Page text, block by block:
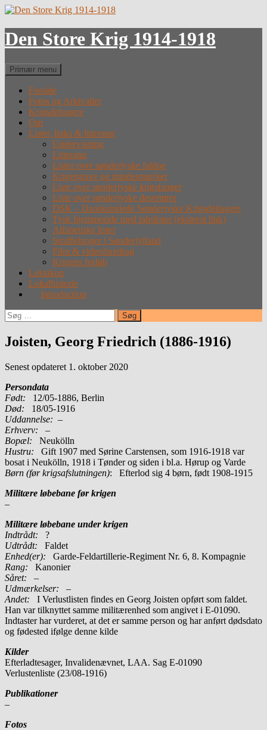
Hop
indhold
Den Store Krig 1914-1918
Søg
Primær menu
Forside
Fotos og Arkivalier
Krigsdeltagere
Om
Lister, links & litteratur
Undervisning
Litteratur
Lister over sønderjyske faldne
Krigergrave og mindesmærker
Liste over sønderjyske krigsfanger
Liste over sønderjyske desertører
DSK – Dansksindede Sønderjyske Krigsdeltagere
Tysk hjemmeside med tabslister (eksternt link)
Alfabetiske lister
Straffefanger i Sønderjylland
Film & videoforedrag
Krigens forløb
Leksikon
Lokalhistorie
Introduction
Søg
efter:
Joisten, Georg Friedrich (1886-1916)
Senest opdateret 1. oktober 2020
Persondata
Født: 12/05-1886, Berlin
Død: 18/05-1916
Uddannelse: –
Erhverv: –
Bopæl: Neukölln
Hustru: Gift 1907 med Sørine Carstensen, som 1916-1918 var
bosat i Neukölln, 1918 i Tønder og siden i bl.a. Hørup og Varde
Børn (før krigsafslutningen): Efterlod sig 4 børn, født 1908-1915
Militære løbebane før krigen
–
Militære løbebane under krigen
Indtrådt: ?
Udtrådt: Faldet
Enhed(er):
Garde-Feldartillerie-Regiment Nr. 6, 8. Kompagnie
Rang:
Kanonier
Såret: –
Udmærkelser: –
Andet: I Verlustlisten findes en Georg Joisten opført som faldet.
Han var tilknyttet samme militærenhed som angivet i E-01090.
Indtaster har vurderet, at det er samme person og har anført dødsdato
og fødested ifølge denne kilde
Kilder
Efterladtesager, Invalidenævnet, LAA. Sag E-01090
Verlustenliste (23/08-1916)
Publikationer
–
Fotos